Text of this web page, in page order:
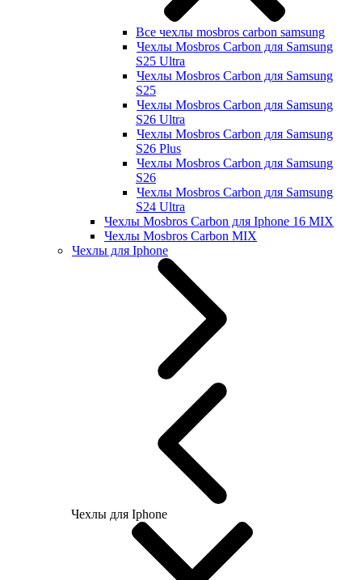
Все чехлы mosbros carbon samsung
Чехлы Mosbros Carbon для Samsung
S25 Ultra
Чехлы Mosbros Carbon для Samsung
S25
Чехлы Mosbros Carbon для Samsung
S26 Ultra
Чехлы Mosbros Carbon для Samsung
S26 Plus
Чехлы Mosbros Carbon для Samsung
S26
Чехлы Mosbros Carbon для Samsung
S24 Ultra
Чехлы Mosbros Carbon для Iphone 16 MIX
Чехлы Mosbros Carbon MIX
Чехлы для Iphone
Чехлы для Iphone